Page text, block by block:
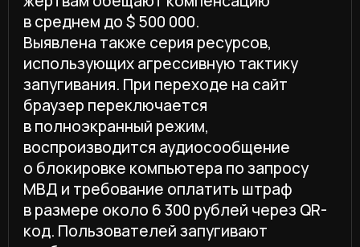
проголосовать за участника,
проверить право на выплату или
получить возврат средств.
На втором этапе жертву переводят
на страницу ввода персональных
данных, банковской карты, логина
и пароля или номера телефона.
Далее злоумышленники могут
использовать полученную
информацию для хищения средств,
захвата аккаунта или дальнейшей
социальной инженерии.